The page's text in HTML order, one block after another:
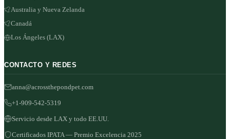
Australia y Nueva Zelanda
Canadá
Los Ángeles (LAX)
CONTACTO Y REDES
anna@acrossthepondpet.com
+1-909-542-5319
Servicio desde LAX y todo EE.UU.
Certificados IPATA — Premio Excelencia 2025